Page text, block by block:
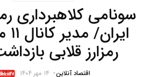
سونامی کلاهبرداری
رمزارز قلابی
اقتصاد آنلاین ۱۴ مهر ۱۴۰۴